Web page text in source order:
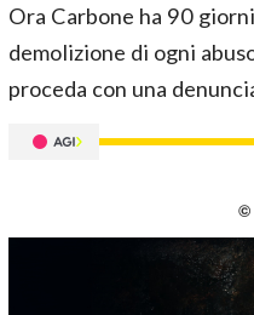
Ora Carbone ha 90
demolizione di ogni
proceda con una
©